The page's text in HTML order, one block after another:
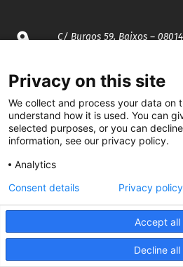
C/ Burgos 59, Baixos –
spcgtcatalunya.cat
935 120 481
@CGTCatalunya
CGTCatalunya
cgtcatalunya
Privacy on this site
We collect and process your data on
understand how it is used. You can
selected purposes, or you can
information, see our privacy policy.
Analytics
Accept all
Decline all
Consent details Privacy policy